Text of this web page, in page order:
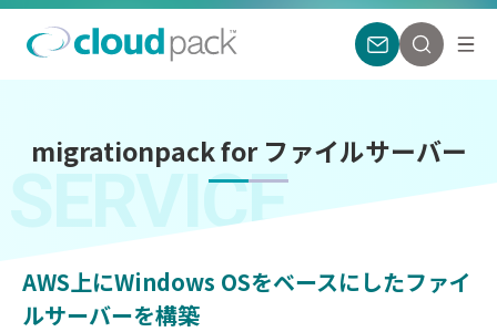
migrationpack for ファイルサーバー
SERVICE
AWS上にWindows OSをベースにしたファイ
ルサーバーを構築